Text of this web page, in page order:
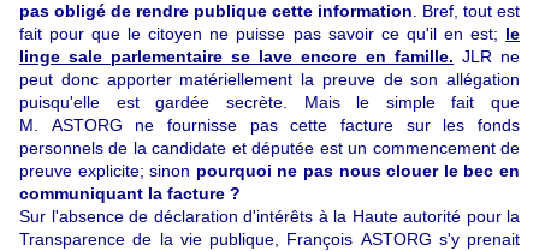
pas obligé de rendre publique cette information . Bref, tout est
fait pour que le citoyen ne puisse pas savoir ce qu'il en est; le
linge sale parlementaire se lave encore en famille. JLR ne
peut donc apporter matériellement la preuve de son allégation
puisqu'elle est gardée secrète. Mais le simple fait que
M. ASTORG ne fournisse pas cette facture sur les fonds
personnels de la candidate et députée est un commencement de
preuve explicite; sinon pourquoi ne pas nous clouer le bec en
communiquant la facture ?
Sur l'absence de déclaration d'intérêts à la Haute autorité pour la
Transparence de la vie publique, François ASTORG s'y prenait